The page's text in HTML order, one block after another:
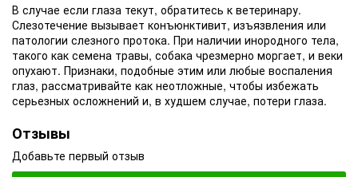
В случае если глаза текут, обратитесь к ветеринару.
Слезотечение вызывает конъюнктивит, изъязвления или
патологии слезного протока. При наличии инородного тела,
такого как семена травы, собака чрезмерно моргает, и веки
опухают. Признаки, подобные этим или любые воспаления
глаз, рассматривайте как неотложные, чтобы избежать
серьезных осложнений и, в худшем случае, потери глаза.
Отзывы
Добавьте первый отзыв